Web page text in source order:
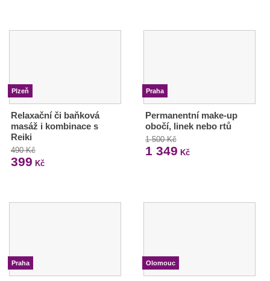
Plzeň
Relaxační či baňková
masáž i kombinace s
Reiki
490 Kč
399 Kč
Praha
Permanentní make-up
obočí, linek nebo rtů
1 500 Kč
1 349 Kč
Praha Olomouc